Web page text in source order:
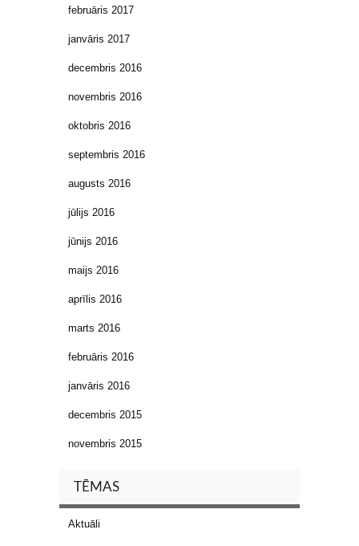
februāris 2017
janvāris 2017
decembris 2016
novembris 2016
oktobris 2016
septembris 2016
augusts 2016
jūlijs 2016
jūnijs 2016
maijs 2016
aprīlis 2016
marts 2016
februāris 2016
janvāris 2016
decembris 2015
novembris 2015
TĒMAS
Aktuāli